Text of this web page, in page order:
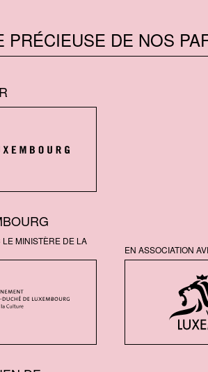
PRÉCIEUSE DE NOS
MINISTÈRE DE LA
EN ASSOCIATION